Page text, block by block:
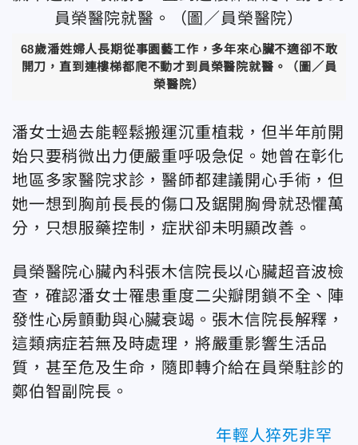
68歲潘姓婦人長期從事園藝工作，多年來心臟不適卻不敢
開刀，直到連樓梯都爬不動才到員榮醫院就醫。（圖／員
榮醫院）
潘女士過去能輕鬆搬運沉重植栽，但半年前開
始只要稍微出力便嚴重呼吸急促。她曾在彰化
地區多家醫院求診，醫師都建議開心手術，但
她一想到胸前長長的傷口及鋸開胸骨就恐懼萬
分，只想服藥控制，症狀卻未明顯改善。
員榮醫院心臟內科張木信院長以心臟超音波檢
查，確認潘女士罹患重度二尖瓣閉鎖不全、陣
發性心房顫動與心臟衰竭。張木信院長解釋，
這類病症若無及時處理，將嚴重影響生活品
質，甚至危及生命，隨即轉介給在員榮駐診的
鄭伯智副院長。
年輕人猝死非罕